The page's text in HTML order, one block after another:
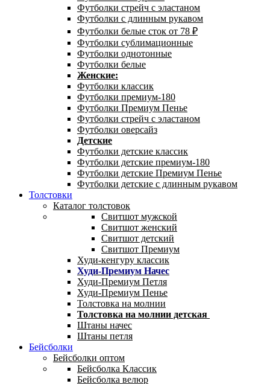
Футболки стрейч с эластаном
Футболки с длинным рукавом
Футболки белые сток от 78 ₽
Футболки сублимационные
Футболки однотонные
Футболки белые
Женские:
Футболки классик
Футболки премиум-180
Футболки Премиум Пенье
Футболки стрейч с эластаном
Футболки оверсайз
Детские
Футболки детские классик
Футболки детские премиум-180
Футболки детские Премиум Пенье
Футболки детские с длинным рукавом
Толстовки
Каталог толстовок
Свитшот мужской
Свитшот женский
Свитшот детский
Свитшот Премиум
Худи-кенгуру классик
Худи-Премиум Начес
Худи-Премиум Петля
Худи-Премиум Пенье
Толстовка на молнии
Толстовка на молнии детская
Штаны начес
Штаны петля
Бейсболки
Бейсболки оптом
Бейсболка Классик
Бейсболка велюр